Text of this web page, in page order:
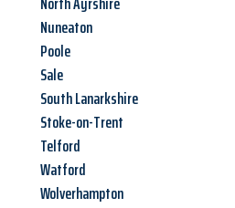
Nuneaton
Poole
Sale
South Lanarkshire
Stoke-on-Trent
Telford
Watford
Wolverhampton